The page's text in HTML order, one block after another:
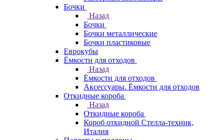
Бочки
Назад
Бочки
Бочки металлические
Бочки пластиковые
Еврокубы
Ёмкости для отходов
Назад
Ёмкости для отходов
Аксессуары. Ёмкости для отходов
Откидные короба
Назад
Откидные короба
Короб откидной Стелла-техник,
Италия